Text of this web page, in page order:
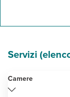
Servizi
Camere